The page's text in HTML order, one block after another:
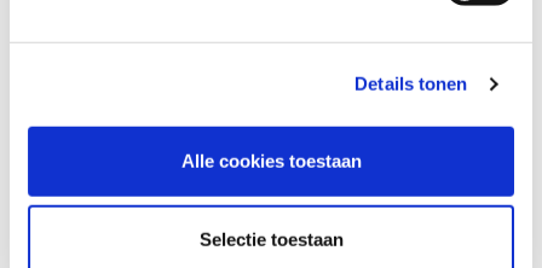
Details tonen
Alle cookies toestaan
Selectie toestaan
MotoPort Hillegom
MotoPort Hillegom